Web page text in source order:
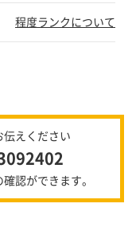
程度ランクについて
伝えください
認ができます。